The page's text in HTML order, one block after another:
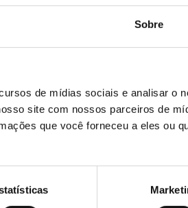
Sobre
de mídias sociais e analisar o
site com nossos parceiros de
que você forneceu a eles ou
15 ene 2025